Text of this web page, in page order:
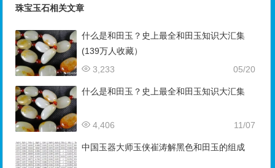
珠宝玉石相关文章
什么是和田玉？史上最全和田玉知识大汇集
(139万人收藏）
05/20
3,233
什么是和田玉？史上最全和田玉知识大汇集
11/07
4,406
中国玉器大师玉侠崔涛解黑色和田玉的组成